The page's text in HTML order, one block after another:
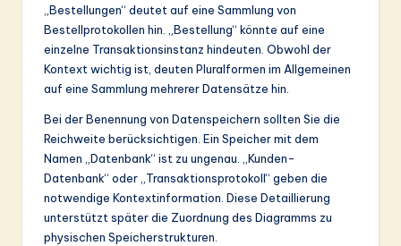
„Bestellungen“ deutet auf eine Sammlung von
Bestellprotokollen hin. „Bestellung“ könnte auf eine
einzelne Transaktionsinstanz hindeuten. Obwohl der
Kontext wichtig ist, deuten Pluralformen im Allgemeinen
auf eine Sammlung mehrerer Datensätze hin.
Bei der Benennung von Datenspeichern sollten Sie die
Reichweite berücksichtigen. Ein Speicher mit dem
Namen „Datenbank“ ist zu ungenau. „Kunden-
Datenbank“ oder „Transaktionsprotokoll“ geben die
notwendige Kontextinformation. Diese Detaillierung
unterstützt später die Zuordnung des Diagramms zu
physischen Speicherstrukturen.